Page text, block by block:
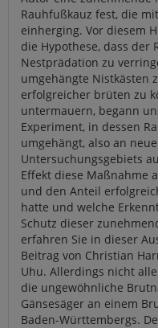
Rauhfußkauz fest, die
einherging. Vor diesem
die Hypothese, dass der
Nestprädation zu
umgehängte Nistkästen
erfolgreicher brüten zu
untermauern, begann
Experiment, in dessen
umgehängt, also an
Untersuchungsgebiets
Effekt diese Maßnahme
und den Anteil
hatte und welche
Schutz dieser
erfahren Sie in dieser
Beitrag von Christian
Uhu. Allerdings nicht
die ungewöhnliche
Gänsesäger an einem
Baden-Württembergs.